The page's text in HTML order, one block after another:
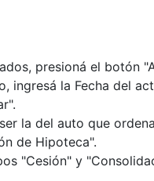
presioná el botón
ingresá la Fecha del
la del auto que
de Hipoteca".
"Cesión" y